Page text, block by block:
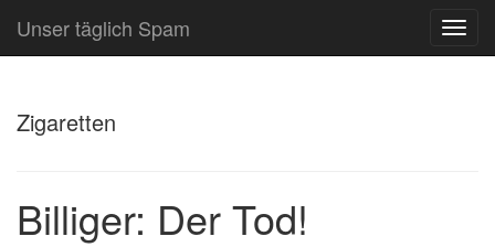
Unser täglich Spam
Zigaretten
Billiger: Der Tod!